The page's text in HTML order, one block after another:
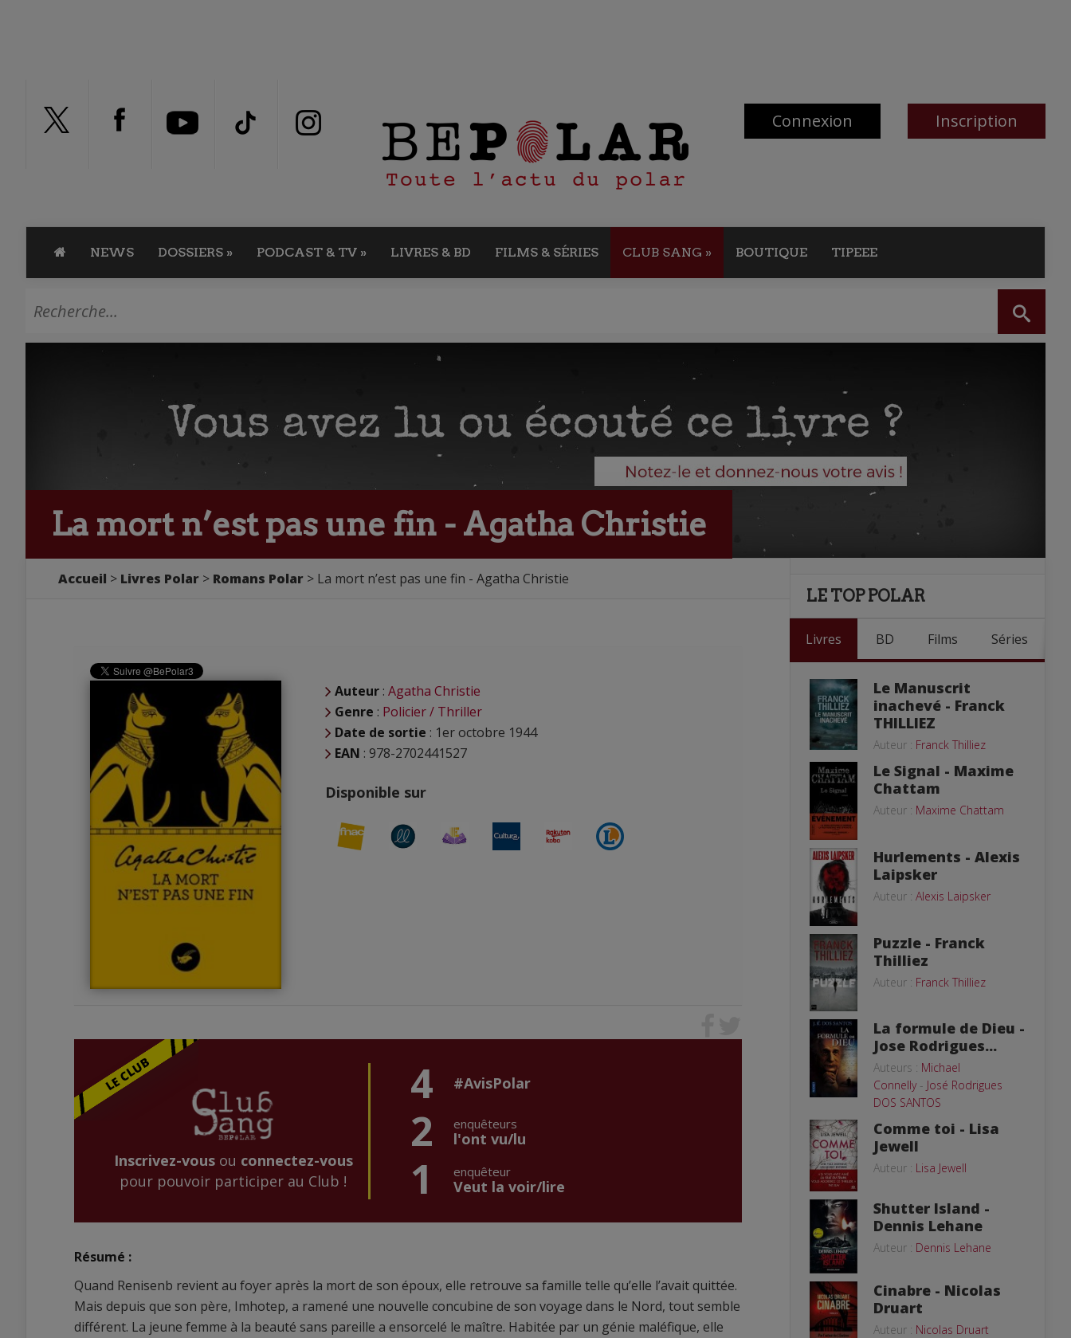
Connexion Inscription
NEWS DOSSIERS » PODCAST & TV » LIVRES & BD FILMS & SÉRIES CLUB SANG » BOUTIQUE TIPEEE
La mort n’est pas une fin - Agatha Christie
Accueil Livres Polar Romans Polar La mort n’est pas une fin - Agatha Christie
Auteur : Agatha Christie
Genre : Policier / Thriller
Date de sortie : 1er octobre 1944
EAN : 978-2702441527
Disponible sur
Inscrivez-vousou connectez-vous
pour pouvoir participer au Club !
4 #AvisPolar
2 enquêteurs
l'ont vu/lu
1 enquêteur
Veut la voir/lire
Résumé :
Quand Renisenb revient au foyer après la mort de son époux, elle retrouve sa famille telle qu’elle l’avait quittée.
Mais depuis que son père, Imhotep, a ramené une nouvelle concubine de son voyage dans le Nord, tout semble
différent. La jeune femme à la beauté sans pareille a ensorcelé le maître. Habitée par un génie maléfique, elle
LE TOP POLAR
Livres BD Films Séries
Le Manuscrit
inachevé - Franck
THILLIEZ
Auteur : Franck Thilliez
Le Signal - Maxime
Chattam
Auteur : Maxime Chattam
Hurlements - Alexis
Laipsker
Auteur : Alexis Laipsker
Puzzle - Franck
Thilliez
Auteur : Franck Thilliez
La formule de Dieu -
Jose Rodrigues...
Auteurs : Michael
Connelly- José Rodrigues
DOS SANTOS
Comme toi - Lisa
Jewell
Auteur : Lisa Jewell
Shutter Island -
Dennis Lehane
Auteur : Dennis Lehane
Cinabre - Nicolas
Druart
Auteur : Nicolas Druart